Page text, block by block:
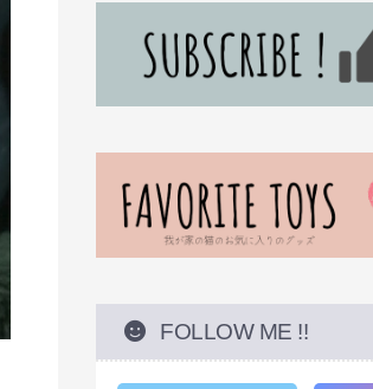
FOLLOW ME !!